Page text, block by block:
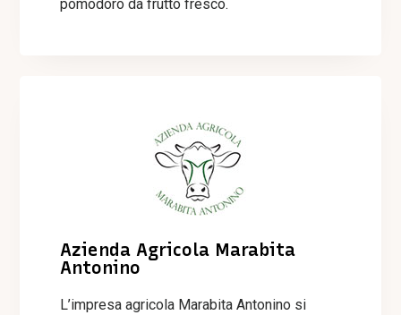
pomodoro da frutto fresco.
Azienda Agricola Marabita
Antonino
L’impresa agricola Marabita Antonino si